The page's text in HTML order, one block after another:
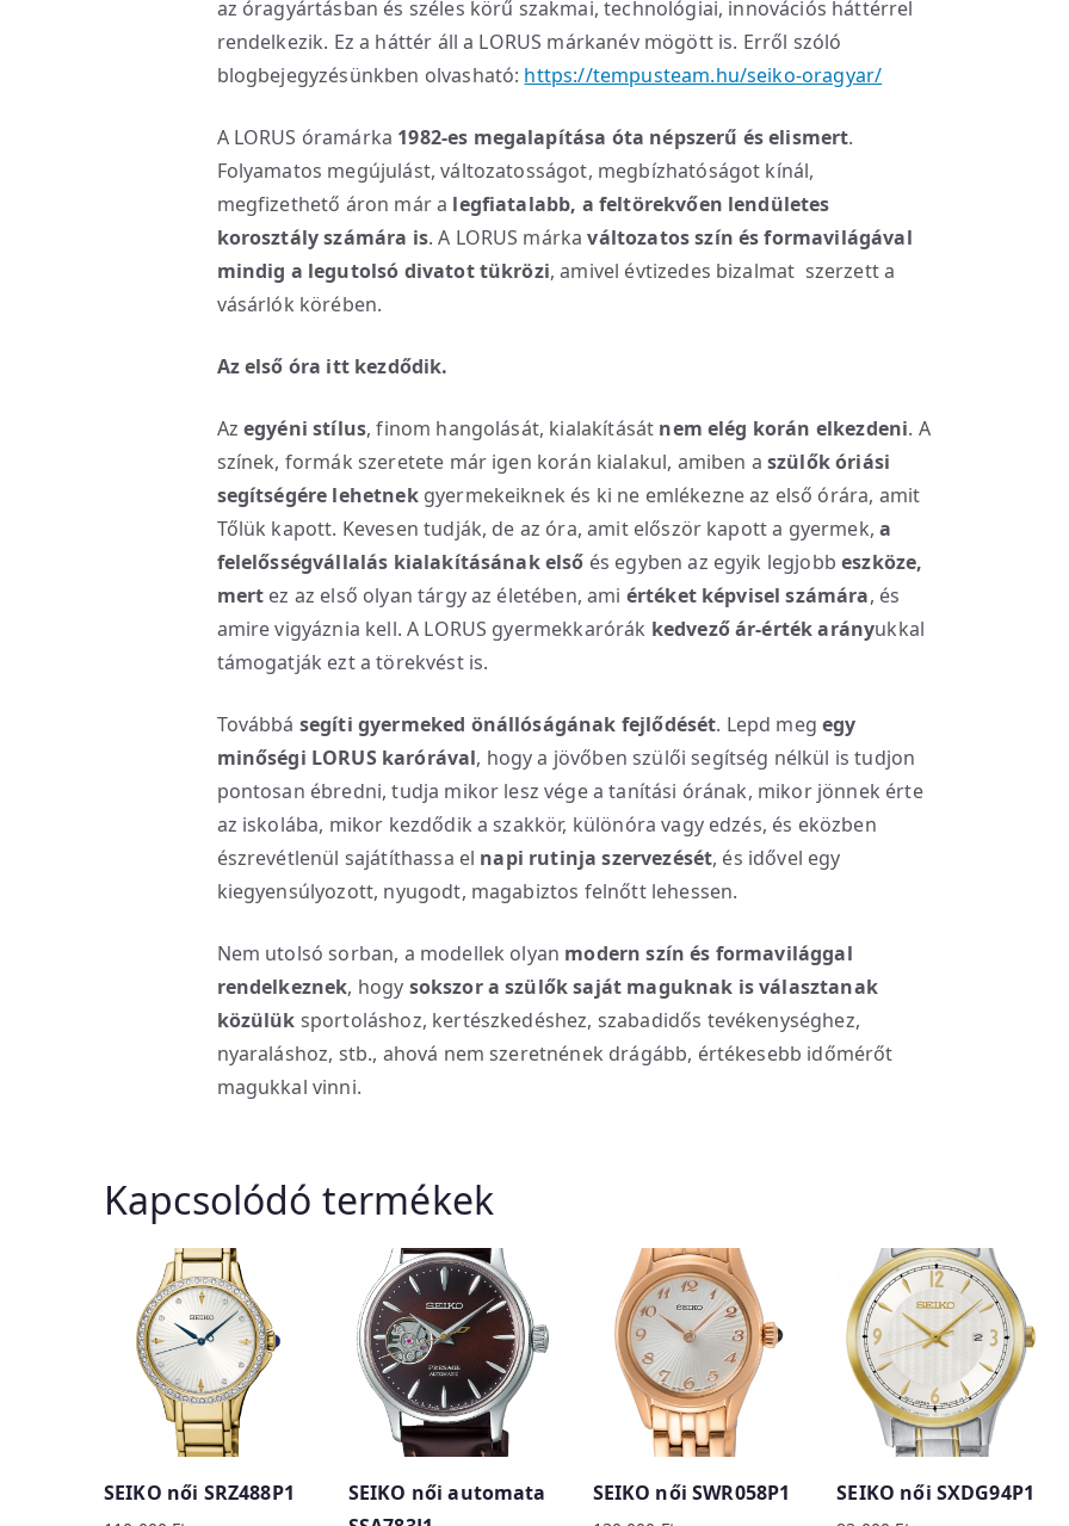
az óragyártásban és széles körű szakmai, technológiai, innovációs háttérrel
rendelkezik. Ez a háttér áll a LORUS márkanév mögött is. Erről szóló
blogbejegyzésünkben olvasható: https://tempusteam.hu/seiko-oragyar/
A LORUS óramárka 1982-es megalapítása óta népszerű és elismert.
Folyamatos megújulást, változatosságot, megbízhatóságot kínál,
megfizethető áron már a legfiatalabb, a feltörekvően lendületes
korosztály számára is. A LORUS márkaváltozatos szín és formavilágával
mindig a legutolsó divatot tükrözi, amivel évtizedes bizalmat szerzett a
vásárlók körében.
Az első óra itt kezdődik.
Az egyéni stílus, finom hangolását, kialakítását nem elég korán elkezdeni. A
színek, formák szeretete már igen korán kialakul, amiben a szülők óriási
segítségére lehetnekgyermekeiknek és ki ne emlékezne az első órára, amit
Tőlük kapott. Kevesen tudják, de az óra, amit először kapott a gyermek,a
felelősségvállalás kialakításának első és egyben az egyik legjobbeszköze,
mert ez az első olyan tárgy az életében, ami értéket képvisel számára, és
amire vigyáznia kell. A LORUS gyermekkarórák kedvező ár-érték arányukkal
támogatják ezt a törekvést is.
Továbbá segíti gyermeked önállóságának fejlődését. Lepd megegy
minőségi LORUS karórával, hogy a jövőben szülői segítség nélkül is tudjon
pontosan ébredni, tudja mikor lesz vége a tanítási órának, mikor jönnek érte
az iskolába, mikor kezdődik a szakkör, különóra vagy edzés, és eközben
észrevétlenül sajátíthassa el napi rutinja szervezését, és idővel egy
kiegyensúlyozott, nyugodt, magabiztos felnőtt lehessen.
Nem utolsó sorban, a modellek olyan modern szín és formavilággal
rendelkeznek, hogy sokszor a szülők saját maguknak is választanak
közülük sportoláshoz, kertészkedéshez, szabadidős tevékenységhez,
nyaraláshoz, stb., ahová nem szeretnének drágább, értékesebb időmérőt
magukkal vinni.
Kapcsolódó termékek
SEIKO női SRZ488P1
SEIKO női automata
SEIKO női SWR058P1 SEIKO női SXDG94P1